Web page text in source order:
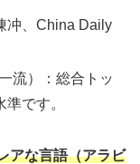
冲、China Daily
流）：総合トッ
です。
アな言語（アラビ